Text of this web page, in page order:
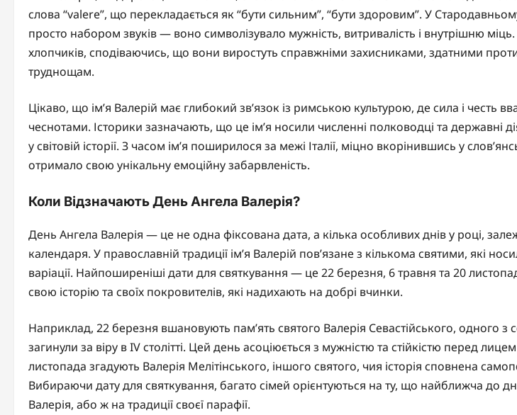
слова “valere”, що перекладається як “бути сильним”, “бути здоровим”. У
просто набором звуків — воно символізувало мужність, витривалість і внутрішню
хлопчиків, сподіваючись, що вони виростуть справжніми захисниками, здатними
труднощам.
Цікаво, що ім’я Валерій має глибокий зв’язок із римською культурою, де сила і честь
чеснотами. Історики зазначають, що це ім’я носили численні полководці та державні
у світовій історії. З часом ім’я поширилося за межі Італії, міцно вкорінившись у
отримало свою унікальну емоційну забарвленість.
Коли Відзначають День Ангела Валерія?
День Ангела Валерія — це не одна фіксована дата, а кілька особливих днів у році,
календаря. У православній традиції ім’я Валерій пов’язане з кількома святими, які
варіації. Найпоширеніші дати для святкування — це 22 березня, 6 травня та 20
свою історію та своїх покровителів, які надихають на добрі вчинки.
Наприклад, 22 березня вшановують пам’ять святого Валерія Севастійського, одного з
загинули за віру в IV столітті. Цей день асоціюється з мужністю та стійкістю перед
листопада згадують Валерія Мелітінського, іншого святого, чия історія сповнена
Вибираючи дату для святкування, багато сімей орієнтуються на ту, що найближча до
Валерія, або ж на традиції своєї парафії.